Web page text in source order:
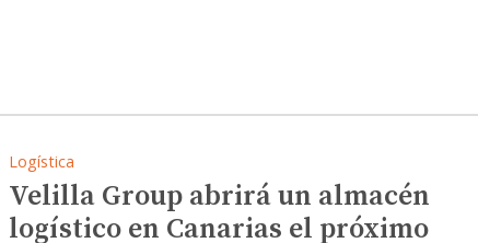
Logística
Velilla Group abrirá un almacén
logístico en Canarias el próximo